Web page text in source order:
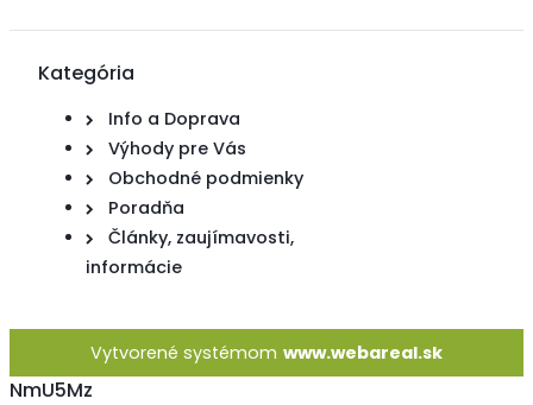
Kategória
Info a Doprava
Výhody pre Vás
Obchodné podmienky
Poradňa
Články, zaujímavosti,
informácie
Vytvorené systémom www.webareal.sk
NmU5Mz